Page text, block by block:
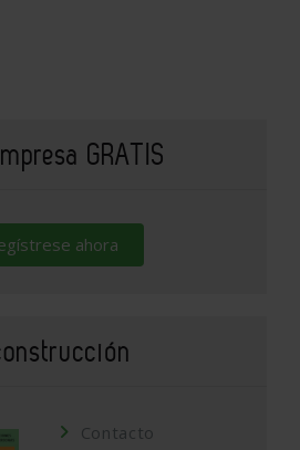
GRATIS
ahora
Contacto